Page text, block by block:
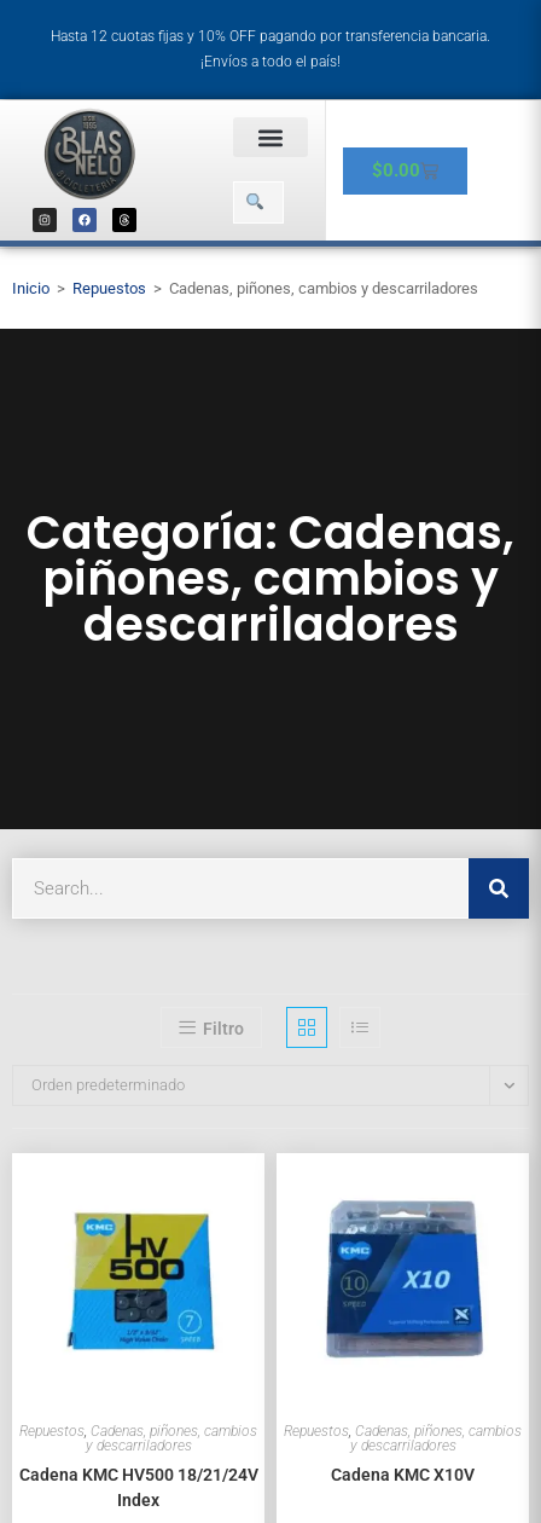
Hasta 12 cuotas fijas y 10% OFF pagando por transferencia bancaria.
¡Envíos a todo el país!
$0.00
Inicio > Repuestos > Cadenas, piñones, cambios y descarriladores
Categoría: Cadenas,
piñones, cambios y
descarriladores
Filtro
Orden predeterminado
Repuestos, Cadenas, piñones, cambios
y descarriladores
Cadena KMC HV500 18/21/24V
Index
Repuestos, Cadenas, piñones, cambios
y descarriladores
Cadena KMC X10V